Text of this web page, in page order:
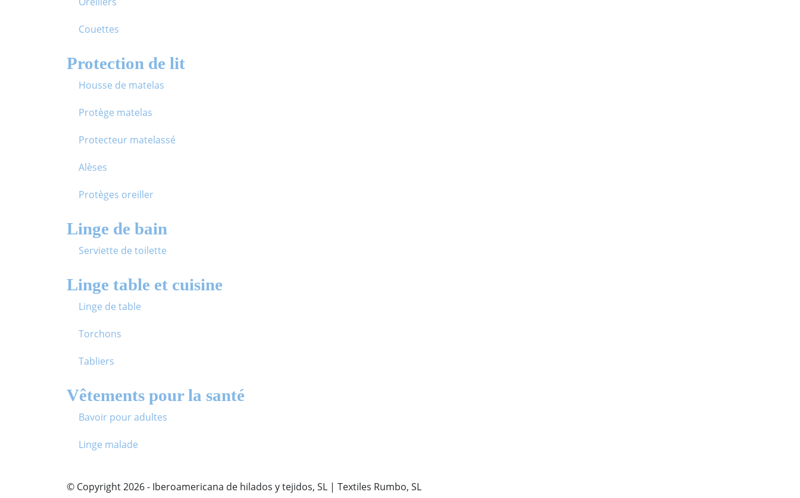
Couettes
Protection de lit
Housse de matelas
Protège matelas
Protecteur matelassé
Alèses
Protèges oreiller
Linge de bain
Serviette de toilette
Linge table et cuisine
Linge de table
Torchons
Tabliers
Vêtements pour la santé
Bavoir pour adultes
Linge malade
© Copyright 2026 - Iberoamericana de hilados y tejidos, SL | Textiles Rumbo, SL